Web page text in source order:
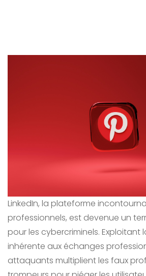
LinkedIn, la plateforme
professionnels, est devenue un
pour les cybercriminels. Exploitant
inhérente aux échanges
attaquants multiplient les faux